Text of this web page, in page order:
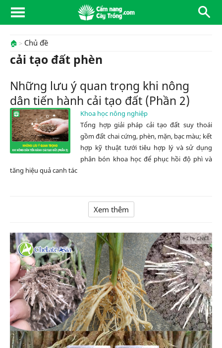
🏠 Chủ đề
cải tạo đất phèn
Những lưu ý quan trọng khi nông
dân tiến hành cải tạo đất (Phần 2)
Khoa học nông nghiệp
Tổng hợp giải pháp cải tạo đất suy thoái
gồm đất chai cứng, phèn, mặn, bạc màu; kết
hợp kỹ thuật tưới tiêu hợp lý và sử dụng
phân bón khoa học để phục hồi độ phì và
tăng hiệu quả canh tác
Xem thêm
Ad by CNCT